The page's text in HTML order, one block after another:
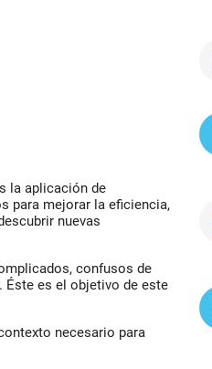
la aplicación de
para mejorar la eficiencia,
nuevas
confusos de
Éste es el objetivo de este
necesario para